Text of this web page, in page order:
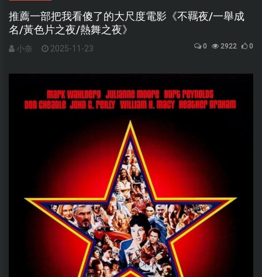
推薦一部把我看傻了的大尺度電影《不羈夜/一舉成
名/黃色片之夜/熱舞之夜》
小奈 2025-11-23 0 2922 0